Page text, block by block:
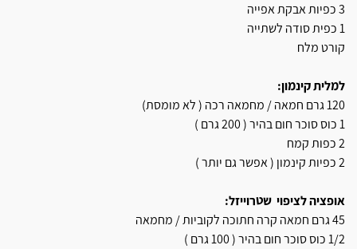
3 כפיות אבקת אפייה
1 כפית סודה לשתייה
קורט מלח
למלית קינמון:
120 גרם חמאה / מחמאה רכה ( לא מומסת)
1 כוס סוכר חום בהיר ( 200 גרם )
2 כפות קמח
2 כפיות קינמון ( אפשר גם יותר )
אופציה לציפוי שטרוייזל:
45 גרם חמאה קרה חתוכה לקוביות / מחמאה
1/2 כוס סוכר חום בהיר ( 100 גרם )